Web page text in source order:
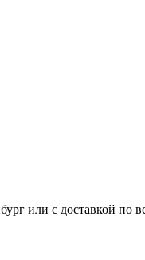
или с доставкой по